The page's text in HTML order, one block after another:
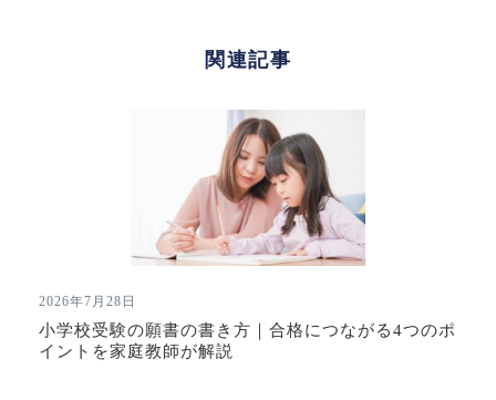
関連記事
2026年7月28日
小学校受験の願書の書き方｜合格につながる4つのポ
イントを家庭教師が解説